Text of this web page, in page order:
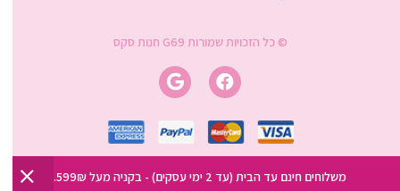
© כל הזכויות שמורות G69 חנות סקס
משלוחים חינם עד הבית (עד 2 ימי עסקים) - בקניה מעל 599₪.